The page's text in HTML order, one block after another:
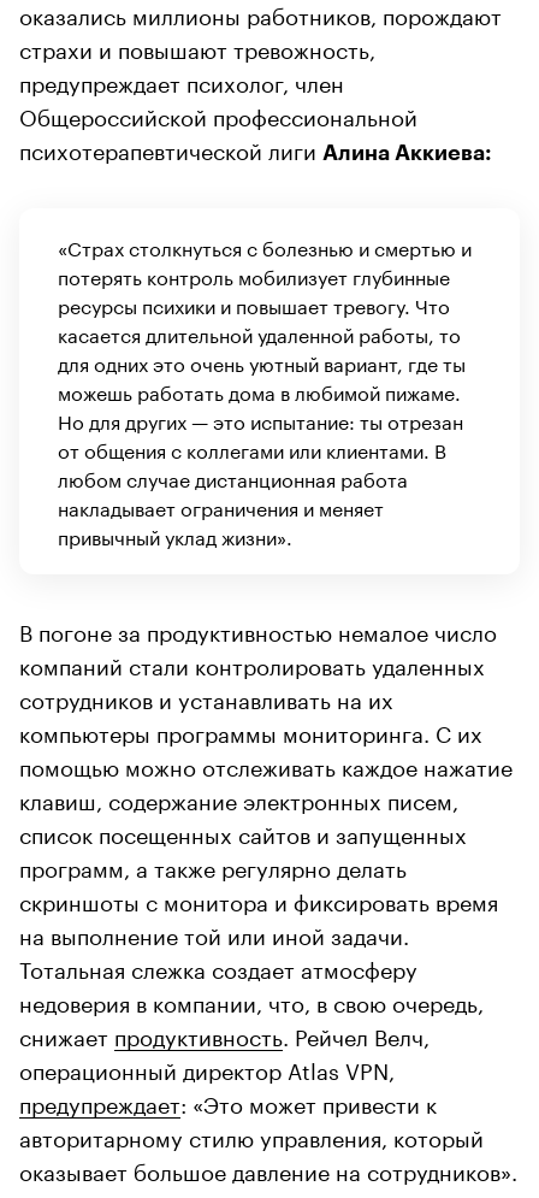
оказались миллионы работников, порождают
страхи и повышают тревожность,
предупреждает психолог, член
Общероссийской профессиональной
психотерапевтической лиги Алина Аккиева:
«Страх столкнуться с болезнью и смертью и
потерять контроль мобилизует глубинные
ресурсы психики и повышает тревогу. Что
касается длительной удаленной работы, то
для одних это очень уютный вариант, где ты
можешь работать дома в любимой пижаме.
Но для других — это испытание: ты отрезан
от общения с коллегами или клиентами. В
любом случае дистанционная работа
накладывает ограничения и меняет
привычный уклад жизни».
В погоне за продуктивностью немалое число
компаний стали контролировать удаленных
сотрудников и устанавливать на их
компьютеры программы мониторинга. С их
помощью можно отслеживать каждое нажатие
клавиш, содержание электронных писем,
список посещенных сайтов и запущенных
программ, а также регулярно делать
скриншоты с монитора и фиксировать время
на выполнение той или иной задачи.
Тотальная слежка создает атмосферу
недоверия в компании, что, в свою очередь,
снижает продуктивность . Рейчел Велч,
операционный директор Atlas VPN,
предупреждает: «Это может привести к
авторитарному стилю управления, который
оказывает большое давление на сотрудников».